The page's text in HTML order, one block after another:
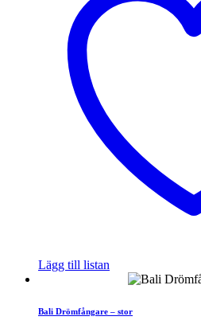
Lägg till listan
Bali Drömfångare – stor